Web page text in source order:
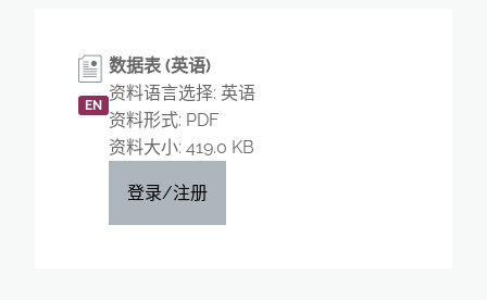
EN
数据表 (英语)
资料语言选择: 英语
资料形式: PDF
资料大小: 419.0 KB
登录/注册